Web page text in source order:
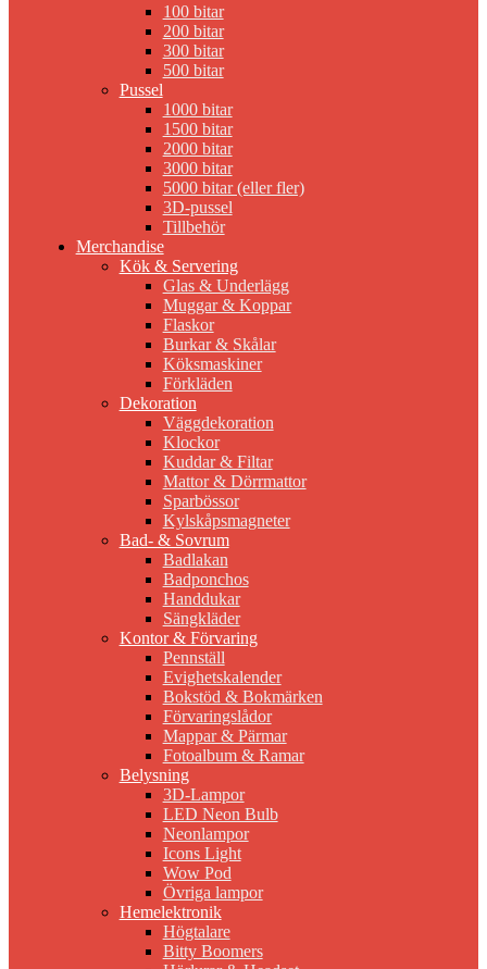
100 bitar
200 bitar
300 bitar
500 bitar
Pussel
1000 bitar
1500 bitar
2000 bitar
3000 bitar
5000 bitar (eller fler)
3D-pussel
Tillbehör
Merchandise
Kök & Servering
Glas & Underlägg
Muggar & Koppar
Flaskor
Burkar & Skålar
Köksmaskiner
Förkläden
Dekoration
Väggdekoration
Klockor
Kuddar & Filtar
Mattor & Dörrmattor
Sparbössor
Kylskåpsmagneter
Bad- & Sovrum
Badlakan
Badponchos
Handdukar
Sängkläder
Kontor & Förvaring
Pennställ
Evighetskalender
Bokstöd & Bokmärken
Förvaringslådor
Mappar & Pärmar
Fotoalbum & Ramar
Belysning
3D-Lampor
LED Neon Bulb
Neonlampor
Icons Light
Wow Pod
Övriga lampor
Hemelektronik
Högtalare
Bitty Boomers